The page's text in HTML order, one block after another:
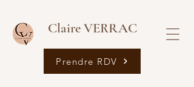
Claire VERRAC
Prendre RDV